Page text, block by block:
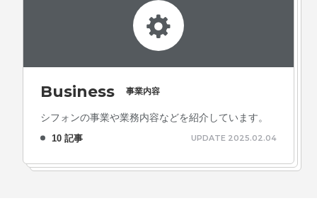
Business 事業内容
シフォンの事業や業務内容などを紹介しています。
10 記事 UPDATE 2025.02.04